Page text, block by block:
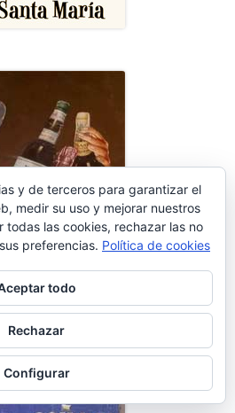
y de terceros para garantizar el
medir su uso y mejorar nuestros
todas las cookies, rechazar las no
preferencias. Política de cookies
todo
Rechazar
Configurar